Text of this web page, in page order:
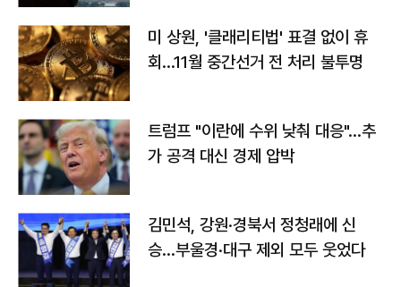
미 상원, '클래리티법' 표결 없이 휴
회…11월 중간선거 전 처리 불투명
트럼프 "이란에 수위 낮춰 대응"…추
가 공격 대신 경제 압박
김민석, 강원·경북서 정청래에 신
승…부울경·대구 제외 모두 웃었다